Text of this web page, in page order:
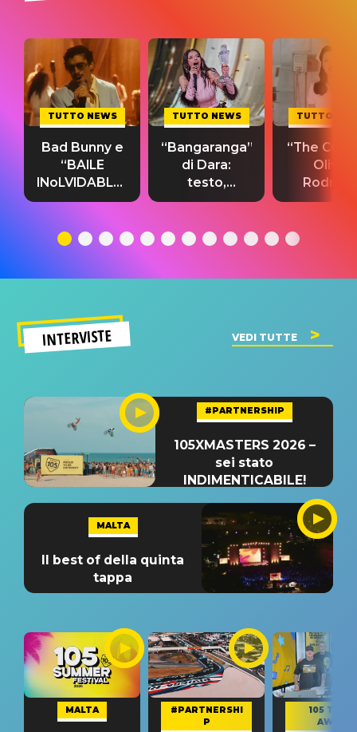
TUTTO NEWS
Bad Bunny e
“BAILE
INoLVIDABLE”:
testo,
significato
TUTTO NEWS
“Bangaranga”
di Dara:
testo,
traduzione e
del singolo
TUTTO
“The
Olivia
testo,
INTERVISTE VEDI TUTTE
#PARTNERSHIP
105XMASTERS 2026 –
sei stato
INDIMENTICABILE!
MALTA
Il best of della quinta
tappa
MALTA
#PARTNERSHI
P
105 TAKE
AWAY